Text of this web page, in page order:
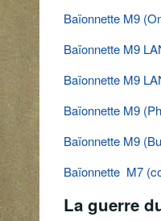
Baïonnette M9
Baïonnette M9
Baïonnette M9
Baïonnette M9
Baïonnette M9
Baïonnette M7
La guerre